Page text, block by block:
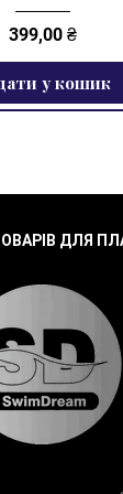
Ціна
399,00 ₴
у кошик
ДЛЯ